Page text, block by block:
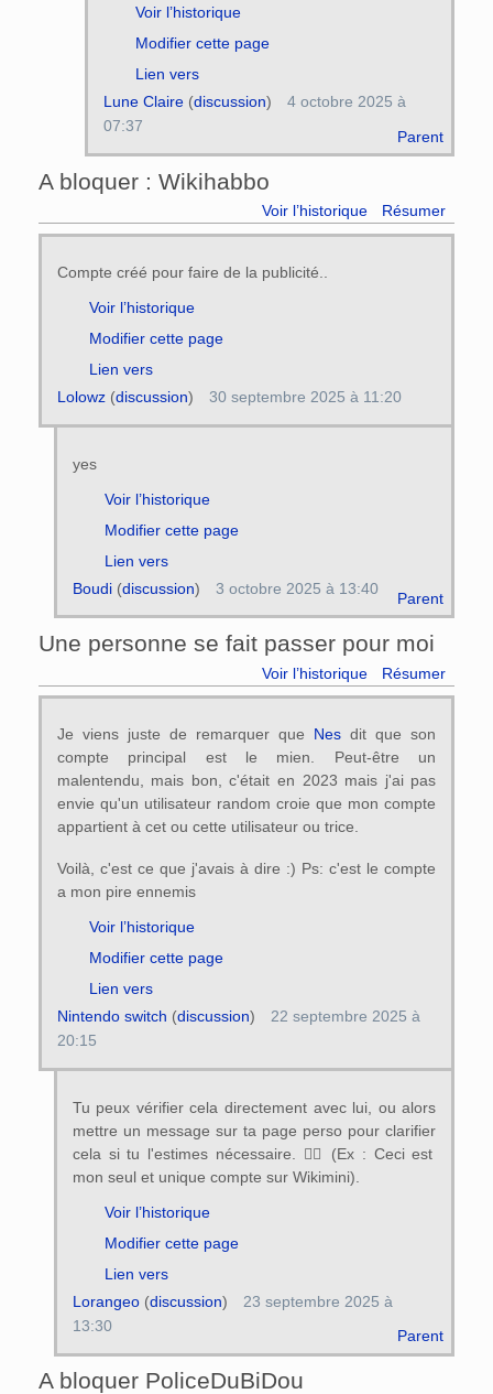
Parent
Voir l’historique
Modifier cette page
Lien vers
Lune Claire(discussion)
4 octobre 2025 à
07:37
A bloquer : Wikihabbo
Voir l’historique Résumer
Compte créé pour faire de la publicité..
Voir l’historique
Modifier cette page
Lien vers
Lolowz(discussion) 30 septembre 2025 à 11:20
yes
Parent
Voir l’historique
Modifier cette page
Lien vers
Boudi(discussion) 3 octobre 2025 à 13:40
Une personne se fait passer pour moi
Voir l’historique Résumer
Je viens juste de remarquer que Nes dit que son
compte principal est le mien. Peut-être un
malentendu, mais bon, c'était en 2023 mais j'ai pas
envie qu'un utilisateur random croie que mon compte
appartient à cet ou cette utilisateur ou trice.
Voilà, c'est ce que j'avais à dire :) Ps: c'est le compte
a mon pire ennemis
Voir l’historique
Modifier cette page
Lien vers
Nintendo switch (discussion)
22 septembre 2025 à
20:15
Tu peux vérifier cela directement avec lui, ou alors
mettre un message sur ta page perso pour clarifier
cela si tu l'estimes nécessaire. 👍🏻 (Ex : Ceci est
mon seul et unique compte sur Wikimini).
Parent
Voir l’historique
Modifier cette page
Lien vers
Lorangeo(discussion)
23 septembre 2025 à
13:30
A bloquer PoliceDuBiDou